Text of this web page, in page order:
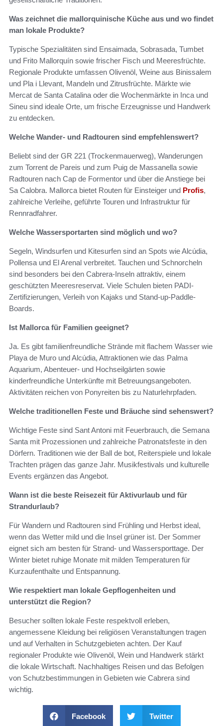
Was zeichnet die mallorquinische Küche aus und wo findet
man lokale Produkte?
Typische Spezialitäten sind Ensaimada, Sobrasada, Tumbet
und Frito Mallorquín sowie frischer Fisch und Meeresfrüchte.
Regionale Produkte umfassen Olivenöl, Weine aus Binissalem
und Pla i Llevant, Mandeln und Zitrusfrüchte. Märkte wie
Mercat de Santa Catalina oder die Wochenmärkte in Inca und
Sineu sind ideale Orte, um frische Erzeugnisse und Handwerk
zu entdecken.
Welche Wander- und Radtouren sind empfehlenswert?
Beliebt sind der GR 221 (Trockenmauerweg), Wanderungen
zum Torrent de Pareis und zum Puig de Massanella sowie
Radtouren nach Cap de Formentor und über die Anstiege bei
Sa Calobra. Mallorca bietet Routen für Einsteiger und Profis,
zahlreiche Verleihe, geführte Touren und Infrastruktur für
Rennradfahrer.
Welche Wassersportarten sind möglich und wo?
Segeln, Windsurfen und Kitesurfen sind an Spots wie Alcúdia,
Pollensa und El Arenal verbreitet. Tauchen und Schnorcheln
sind besonders bei den Cabrera-Inseln attraktiv, einem
geschützten Meeresreservat. Viele Schulen bieten PADI-
Zertifizierungen, Verleih von Kajaks und Stand-up-Paddle-
Boards.
Ist Mallorca für Familien geeignet?
Ja. Es gibt familienfreundliche Strände mit flachem Wasser wie
Playa de Muro und Alcúdia, Attraktionen wie das Palma
Aquarium, Abenteuer- und Hochseilgärten sowie
kinderfreundliche Unterkünfte mit Betreuungsangeboten.
Aktivitäten reichen von Ponyreiten bis zu Naturlehrpfaden.
Welche traditionellen Feste und Bräuche sind sehenswert?
Wichtige Feste sind Sant Antoni mit Feuerbrauch, die Semana
Santa mit Prozessionen und zahlreiche Patronatsfeste in den
Dörfern. Traditionen wie der Ball de bot, Reiterspiele und lokale
Trachten prägen das ganze Jahr. Musikfestivals und kulturelle
Events ergänzen das Angebot.
Wann ist die beste Reisezeit für Aktivurlaub und für
Strandurlaub?
Für Wandern und Radtouren sind Frühling und Herbst ideal,
wenn das Wetter mild und die Insel grüner ist. Der Sommer
eignet sich am besten für Strand- und Wassersporttage. Der
Winter bietet ruhige Monate mit milden Temperaturen für
Kurzaufenthalte und Entspannung.
Wie respektiert man lokale Gepflogenheiten und
unterstützt die Region?
Besucher sollten lokale Feste respektvoll erleben,
angemessene Kleidung bei religiösen Veranstaltungen tragen
und auf Verhalten in Schutzgebieten achten. Der Kauf
regionaler Produkte wie Olivenöl, Wein und Handwerk stärkt
die lokale Wirtschaft. Nachhaltiges Reisen und das Befolgen
von Schutzbestimmungen in Gebieten wie Cabrera sind
wichtig.
Facebook Twitter